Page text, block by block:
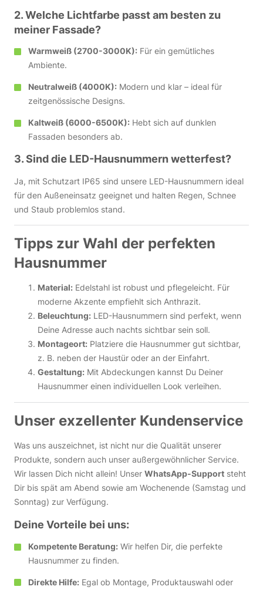
2. Welche Lichtfarbe passt am besten zu
meiner Fassade?
Warmweiß (2700-3000K): Für ein gemütliches
Ambiente.
Neutralweiß (4000K): Modern und klar – ideal für
zeitgenössische Designs.
Kaltweiß (6000-6500K): Hebt sich auf dunklen
Fassaden besonders ab.
3. Sind die LED-Hausnummern wetterfest?
Ja, mit Schutzart IP65 sind unsere LED-Hausnummern ideal
für den Außeneinsatz geeignet und halten Regen, Schnee
und Staub problemlos stand.
Tipps zur Wahl der perfekten
Hausnummer
Material: Edelstahl ist robust und pflegeleicht. Für
moderne Akzente empfiehlt sich Anthrazit.
Beleuchtung: LED-Hausnummern sind perfekt, wenn
Deine Adresse auch nachts sichtbar sein soll.
Montageort: Platziere die Hausnummer gut sichtbar,
z. B. neben der Haustür oder an der Einfahrt.
Gestaltung: Mit Abdeckungen kannst Du Deiner
Hausnummer einen individuellen Look verleihen.
Unser exzellenter Kundenservice
Was uns auszeichnet, ist nicht nur die Qualität unserer
Produkte, sondern auch unser außergewöhnlicher Service.
Wir lassen Dich nicht allein! Unser WhatsApp-Support steht
Dir bis spät am Abend sowie am Wochenende (Samstag und
Sonntag) zur Verfügung.
Deine Vorteile bei uns:
Kompetente Beratung: Wir helfen Dir, die perfekte
Hausnummer zu finden.
Direkte Hilfe: Egal ob Montage, Produktauswahl oder